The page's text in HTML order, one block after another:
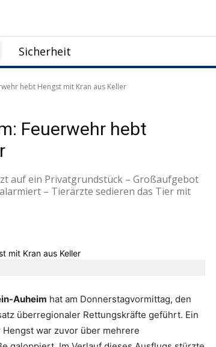
Sicherheit
hebt Hengst mit Kran aus Keller
Feuerwehr hebt
auf ein Privatgrundstück – Großaufgebot
– Tierärzte sedieren das Tier mit
Auheim hat am Donnerstagvormittag, den
überregionaler Rettungskräfte geführt. Ein
war zuvor über mehrere